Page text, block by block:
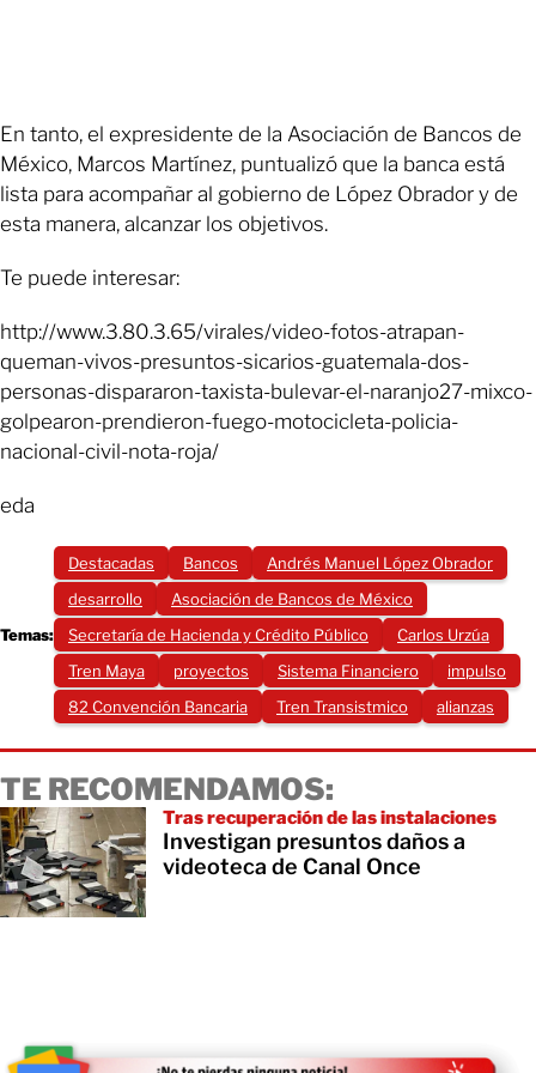
En tanto, el expresidente de la Asociación de Bancos de
México, Marcos Martínez, puntualizó que la banca está
lista para acompañar al gobierno de López Obrador y de
esta manera, alcanzar los objetivos.
Te puede interesar:
http://www.3.80.3.65/virales/video-fotos-atrapan-
queman-vivos-presuntos-sicarios-guatemala-dos-
personas-dispararon-taxista-bulevar-el-naranjo27-mixco-
golpearon-prendieron-fuego-motocicleta-policia-
nacional-civil-nota-roja/
eda
Temas:
Destacadas Bancos
Andrés Manuel López Obrador
desarrollo
Asociación de Bancos de México
Secretaría de Hacienda y Crédito Público
Carlos Urzúa
Tren Maya
proyectos Sistema Financiero
impulso
82 Convención Bancaria
Tren Transistmico alianzas
TE RECOMENDAMOS:
Tras recuperación de las instalaciones
Investigan presuntos daños a
videoteca de Canal Once